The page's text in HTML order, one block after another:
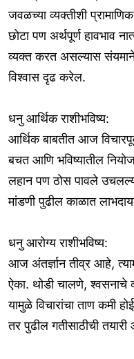
जवळच्या व्यक्तीशी
छोटा पण अर्थपूर्ण हावभाव
व्यक्त करत असल्यास
विश्वास दृढ करेल.
धनु आर्थिक राशीभविष्य:
आर्थिक बाबतीत आज
बचत आणि भविष्यातील
लहान पण ठोस पावले
मांडणी पुढील काळात
धनु आरोग्य राशीभविष्य:
आज अंतर्ज्ञान तीव्र आहे,
ऐका. थोडी चालणे, श्वसनाचे
यामुळे विचारांचा ताण कमी
तर पुढील गतीसाठीची